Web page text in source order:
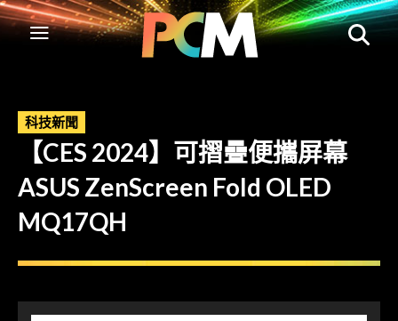
科技新聞
【CES 2024】可摺疊便攜屏幕
ASUS ZenScreen Fold OLED
MQ17QH